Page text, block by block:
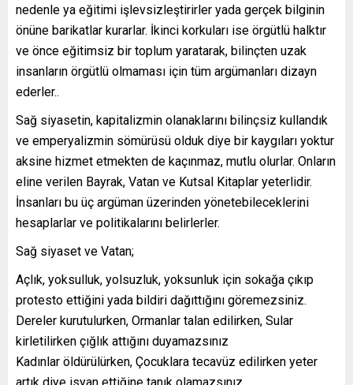
nedenle ya eğitimi işlevsizleştirirler yada gerçek bilginin
önüne barikatlar kurarlar. İkinci korkuları ise örgütlü halktır
ve önce eğitimsiz bir toplum yaratarak, bilinçten uzak
insanların örgütlü olmaması için tüm argümanları dizayn
ederler..
Sağ siyasetin, kapitalizmin olanaklarını bilinçsiz kullandık
ve emperyalizmin sömürüsü olduk diye bir kaygıları yoktur
aksine hizmet etmekten de kaçınmaz, mutlu olurlar. Onların
eline verilen Bayrak, Vatan ve Kutsal Kitaplar yeterlidir.
İnsanları bu üç argüman üzerinden yönetebileceklerini
hesaplarlar ve politikalarını belirlerler.
Sağ siyaset ve Vatan;
Açlık, yoksulluk, yolsuzluk, yoksunluk için sokağa çıkıp
protesto ettiğini yada bildiri dağıttığını göremezsiniz.
Dereler kurutulurken, Ormanlar talan edilirken, Sular
kirletilirken çığlık attığını duyamazsınız
Kadınlar öldürülürken, Çocuklara tecavüz edilirken yeter